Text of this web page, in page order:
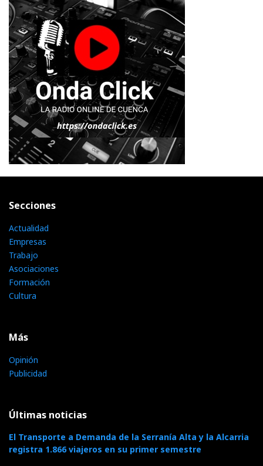
Secciones
Actualidad
Empresas
Trabajo
Asociaciones
Formación
Cultura
Más
Opinión
Publicidad
Últimas noticias
El Transporte a Demanda de la Serranía Alta y la Alcarria
registra 1.866 viajeros en su primer semestre